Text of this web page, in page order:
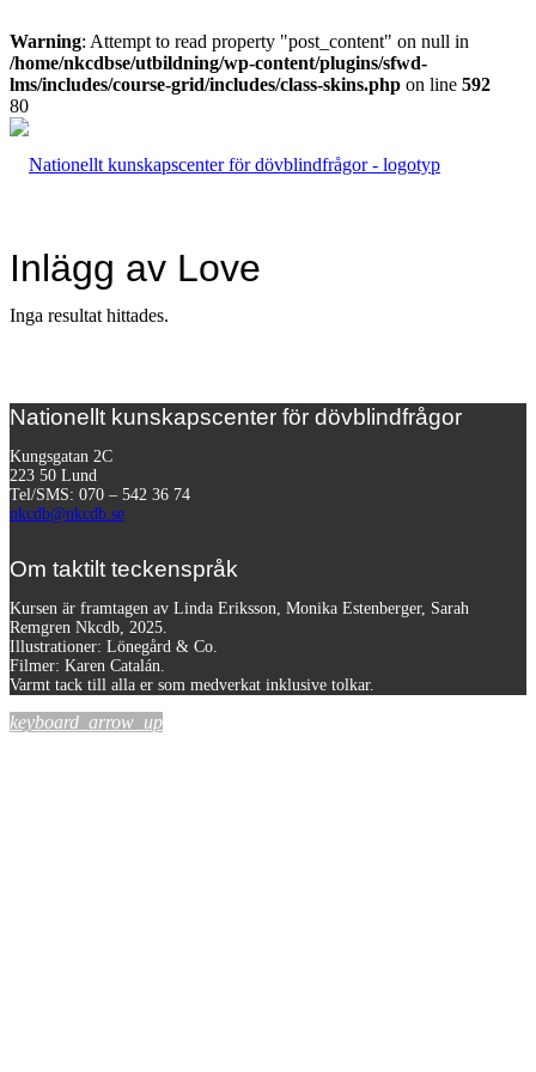
Warning: Attempt to read property "post_content" on null in
/home/nkcdbse/utbildning/wp-content/plugins/sfwd-
lms/includes/course-grid/includes/class-skins.php on line 592
Inlägg av Love
Inga resultat hittades.
Nationellt kunskapscenter för dövblindfrågor
Kungsgatan 2C
223 50 Lund
Tel/SMS: 070 – 542 36 74
nkcdb@nkcdb.se
Om taktilt teckenspråk
Kursen är framtagen av Linda Eriksson, Monika Estenberger, Sarah
Remgren Nkcdb, 2025.
Illustrationer: Lönegård & Co.
Filmer: Karen Catalán.
Varmt tack till alla er som medverkat inklusive tolkar.
keyboard_arrow_up